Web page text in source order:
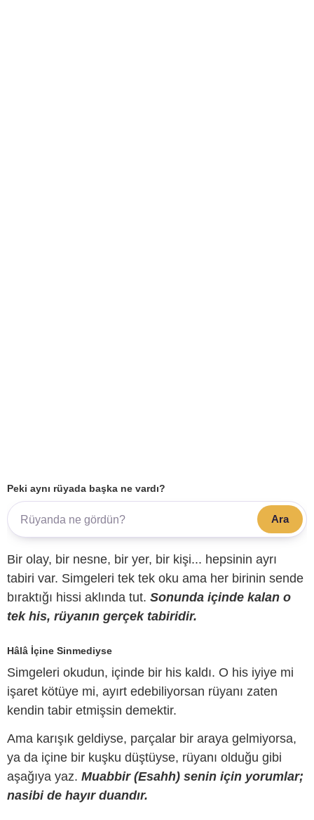
Peki aynı rüyada başka ne vardı?
Ara
Bir olay, bir nesne, bir yer, bir kişi... hepsinin ayrı
tabiri var. Simgeleri tek tek oku ama her birinin sende
bıraktığı hissi aklında tut. Sonunda içinde kalan o
tek his, rüyanın gerçek tabiridir.
Hâlâ İçine Sinmediyse
Simgeleri okudun, içinde bir his kaldı. O his iyiye mi
işaret kötüye mi, ayırt edebiliyorsan rüyanı zaten
kendin tabir etmişsin demektir.
Ama karışık geldiyse, parçalar bir araya gelmiyorsa,
ya da içine bir kuşku düştüyse, rüyanı olduğu gibi
aşağıya yaz. Muabbir (Esahh) senin için yorumlar;
nasibi de hayır duandır.